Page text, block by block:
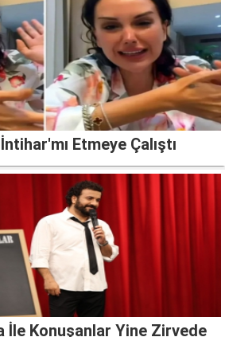
Etmeye Çalıştı
İle Konuşanlar Yine Zirvede